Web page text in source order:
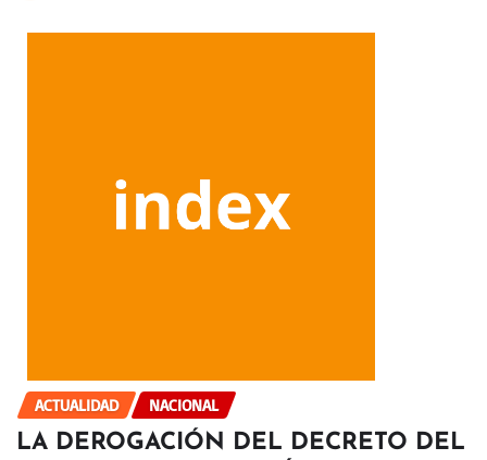
ACTUALIDAD NACIONAL
LA DEROGACIÓN DEL DECRETO DEL